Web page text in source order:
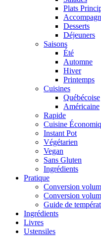
Plats
Desserts
Déjeuners
Saisons
Été
Automne
Hiver
Printemps
Cuisines
Québécoise
Américaine
Rapide
Cuisine
Instant Pot
Végétarien
Vegan
Sans Gluten
Ingrédients
Pratique
Conversion
Conversion
Guide de
Ingrédients
Livres
Ustensiles